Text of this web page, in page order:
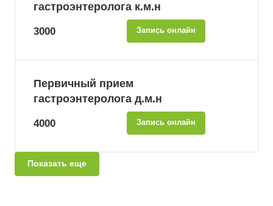
гастроэнтеролога к.м.н
3000 Запись онлайн
Первичный прием
гастроэнтеролога д.м.н
4000 Запись онлайн
Показать еще